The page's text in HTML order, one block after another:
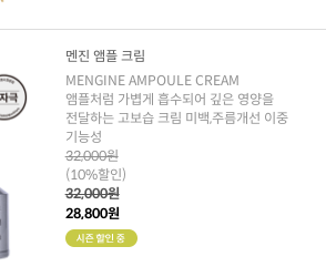
멘진 앰플 크림
MENGINE AMPOULE CREAM
앰플처럼 가볍게 흡수되어 깊은 영양을
전달하는 고보습 크림 미백,주름개선 이중
기능성
32,000원
(10%할인)
32,000원
28,800원